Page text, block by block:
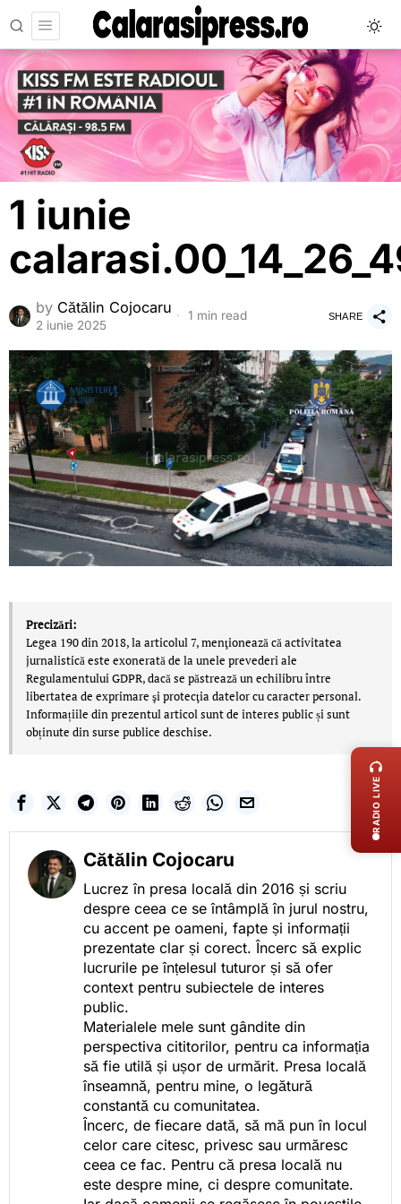
1 iunie
by Cătălin Cojocaru
2 iunie 2025
1 min read SHARE
Precizări:
Legea 190 din 2018, la articolul 7, menţionează că activitatea
jurnalistică este exonerată de la unele prevederi ale
Regulamentului GDPR, dacă se păstrează un echilibru între
libertatea de exprimare şi protecţia datelor cu caracter personal.
Informațiile din prezentul articol sunt de interes public și sunt
obținute din surse publice deschise.
Cătălin Cojocaru
Lucrez în presa locală din 2016 și scriu
despre ceea ce se întâmplă în jurul nostru,
cu accent pe oameni, fapte și informații
prezentate clar și corect. Încerc să explic
lucrurile pe înțelesul tuturor și să ofer
context pentru subiectele de interes
public.
Materialele mele sunt gândite din
perspectiva cititorilor, pentru ca informația
să fie utilă și ușor de urmărit. Presa locală
înseamnă, pentru mine, o legătură
constantă cu comunitatea.
Încerc, de fiecare dată, să mă pun în locul
celor care citesc, privesc sau urmăresc
ceea ce fac. Pentru că presa locală nu
este despre mine, ci despre comunitate.
RADIO LIVE